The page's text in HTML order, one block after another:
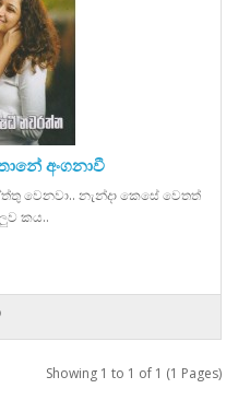
අංගනාවී
වෙනවා.. නැන්දා කෙසේ වෙතත්
කය..
Showing 1 to 1 of 1 (1 Pages)